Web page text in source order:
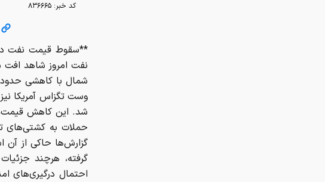
کد خبر: ۸۳۶۶۶۵
**سقوط قیمت نفت
نفت امروز شاهد
شد. این کاهش
حملات به کشتی‌های
گزارش‌ها حاکی از آن
گرفته، هرچند
احتمال درگیری‌های